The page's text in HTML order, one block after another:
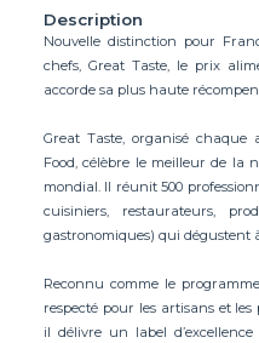
Description
Nouvelle distinction pour
chefs, Great Taste, le prix
accorde sa plus haute
Great Taste, organisé
Food, célèbre le meilleur de la
mondial. Il réunit 500
cuisiniers, restaurateurs,
gastronomiques) qui dégustent
Reconnu comme le
respecté pour les artisans et
il délivre un label